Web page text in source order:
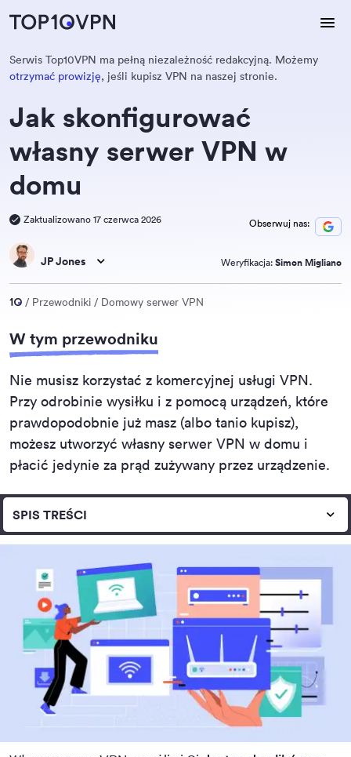
Serwis Top10VPN ma pełną niezależność redakcyjną. Możemy
otrzymać prowizję, jeśli kupisz VPN na naszej stronie.
Jak skonfigurować
własny serwer VPN w
domu
Zaktualizowano 17 czerwca 2026 Obserwuj nas:
JP Jones Weryfikacja: Simon Migliano
Przewodniki Domowy serwer VPN
W tym przewodniku
Nie musisz korzystać z komercyjnej usługi VPN.
Przy odrobinie wysiłku i z pomocą urządzeń, które
prawdopodobnie już masz (albo tanio kupisz),
możesz utworzyć własny serwer VPN w domu i
płacić jedynie za prąd zużywany przez urządzenie.
SPIS TREŚCI